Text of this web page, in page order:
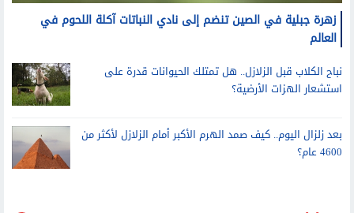
زهرة جبلية في الصين تنضم إلى نادي النباتات آكلة اللحوم في
العالم
نباح الكلاب قبل الزلازل.. هل تمتلك الحيوانات قدرة على
استشعار الهزات الأرضية؟
بعد زلزال اليوم.. كيف صمد الهرم الأكبر أمام الزلازل لأكثر من
4600 عام؟